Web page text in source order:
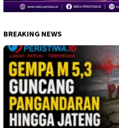
BREAKING NEWS